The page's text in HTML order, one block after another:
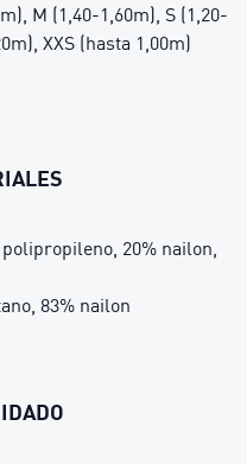
M (1,40-1,60m), S (1,20-
XXS (hasta 1,00m)
polipropileno, 20% nailon,
83% nailon